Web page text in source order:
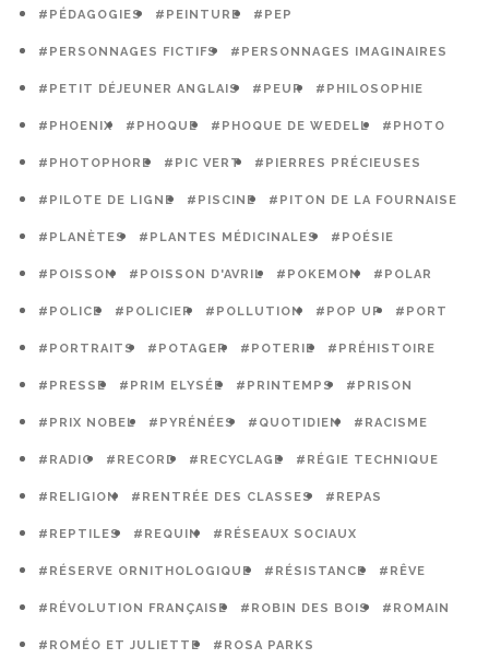
#PÉDAGOGIES #PEINTURE #PEP
#PERSONNAGES FICTIFS #PERSONNAGES IMAGINAIRES
#PETIT DÉJEUNER ANGLAIS #PEUR #PHILOSOPHIE
#PHOENIX #PHOQUE #PHOQUE DE WEDELL #PHOTO
#PHOTOPHORE #PIC VERT #PIERRES PRÉCIEUSES
#PILOTE DE LIGNE #PISCINE #PITON DE LA FOURNAISE
#PLANÈTES #PLANTES MÉDICINALES #POÉSIE
#POISSON #POISSON D'AVRIL #POKEMON #POLAR
#POLICE #POLICIER #POLLUTION #POP UP #PORT
#PORTRAITS #POTAGER #POTERIE #PRÉHISTOIRE
#PRESSE #PRIM ELYSÉE #PRINTEMPS #PRISON
#PRIX NOBEL #PYRÉNÉES #QUOTIDIEN #RACISME
#RADIO #RECORD #RECYCLAGE #RÉGIE TECHNIQUE
#RELIGION #RENTRÉE DES CLASSES #REPAS
#REPTILES #REQUIN #RÉSEAUX SOCIAUX
#RÉSERVE ORNITHOLOGIQUE #RÉSISTANCE #RÊVE
#RÉVOLUTION FRANÇAISE #ROBIN DES BOIS #ROMAIN
#ROMÉO ET JULIETTE #ROSA PARKS